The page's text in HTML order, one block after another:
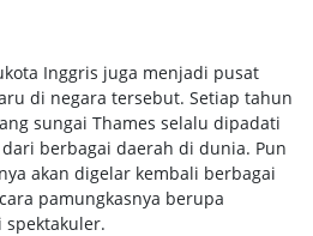
Inggris juga menjadi pusat
di negara tersebut. Setiap tahun
sungai Thames selalu dipadati
berbagai daerah di dunia. Pun
akan digelar kembali berbagai
pamungkasnya berupa